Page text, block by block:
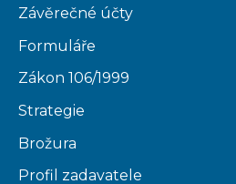
Závěrečné účty
Formuláře
Zákon 106/1999
Strategie
Brožura
Profil zadavatele